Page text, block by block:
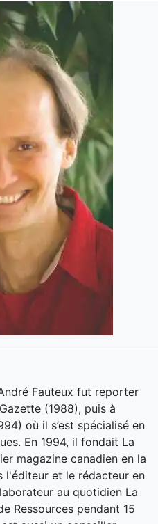
Fauteux fut reporter
(1988), puis à
où il s’est spécialisé en
En 1994, il fondait La
magazine canadien en la
l'éditeur et le rédacteur en
au quotidien La
Ressources pendant 15